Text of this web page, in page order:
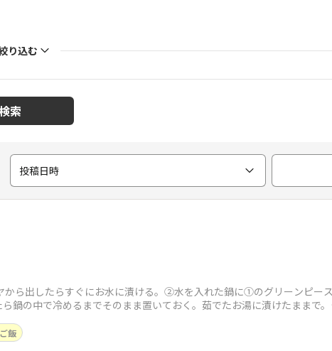
り込む
索
投稿日時
ら出したらすぐにお水に漬ける。②水を入れた鍋に①のグリーンピー
鍋の中で冷めるまでそのまま置いておく。茹でたお湯に漬けたままで
飯